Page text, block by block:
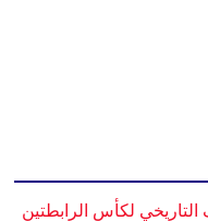
لكأس الرابطتين